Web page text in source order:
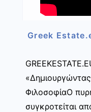
Greek
ΦιλοσοφίαΟ
συγκροτείται